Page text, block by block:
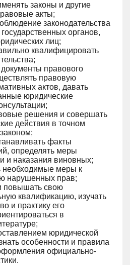
законы и другие
акты;
законодательства
органов,
лиц;
квалифицировать
правового
правовую
актов, давать
юридические
решения и совершать
действия в точном
факты
определять меры
и наказания виновных;
необходимые меры к
нарушенных прав;
повышать свою
квалификацию, изучать
и практику его
в
юридической
особенности и правила
официально-